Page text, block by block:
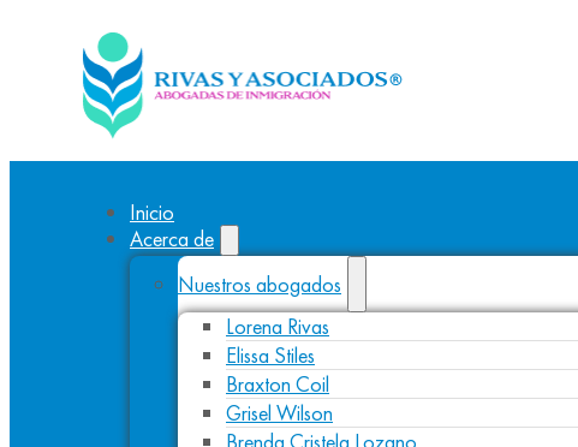
Inicio
Acerca de
Nuestros abogados
Lorena Rivas
Elissa Stiles
Braxton Coil
Grisel Wilson